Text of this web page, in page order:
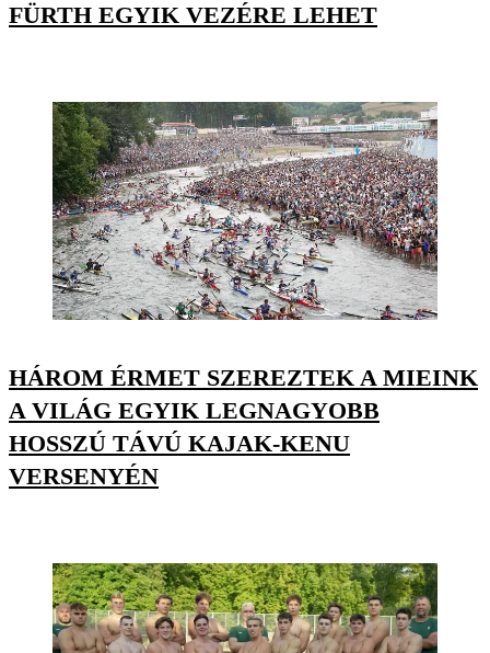
FÜRTH EGYIK VEZÉRE LEHET
HÁROM ÉRMET SZEREZTEK A MIEINK
A VILÁG EGYIK LEGNAGYOBB
HOSSZÚ TÁVÚ KAJAK-KENU
VERSENYÉN